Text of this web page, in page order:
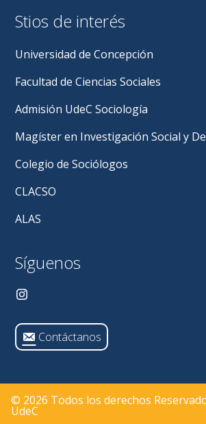
Stios de interés
Universidad de Concepción
Facultad de Ciencias Sociales
Admisión UdeC Sociología
Magíster en Investigación Social y
Colegio de Sociólogos
CLACSO
ALAS
Síguenos
Contáctanos
© 2026 Todos los derechos
UdeC